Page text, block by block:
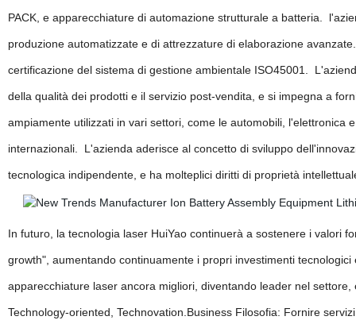
PACK, e apparecchiature di automazione strutturale a batteria.
produzione automatizzate e di attrezzature di elaborazione
certificazione del sistema di gestione ambientale ISO45001.
della qualità dei prodotti e il servizio post-vendita, e si impegna a
ampiamente utilizzati in vari settori, come le automobili, l'elettronica
internazionali. L'azienda aderisce al concetto di sviluppo
tecnologica indipendente, e ha molteplici diritti di proprietà
In futuro, la tecnologia laser HuiYao continuerà a sostenere i valori
growth", aumentando continuamente i propri investimenti
apparecchiature laser ancora migliori, diventando leader nel
Technology-oriented, Technovation.Business Filosofia: Fornire